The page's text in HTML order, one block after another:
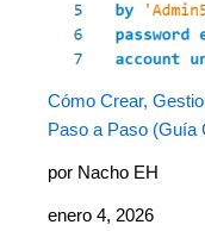
Cómo Crear,
Paso a Paso (Guía
por Nacho EH
enero 4, 2026